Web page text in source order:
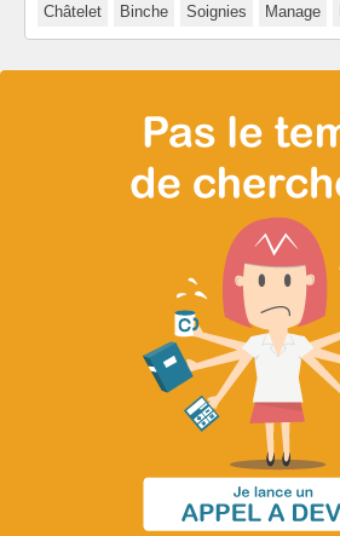
Châtelet
Binche Soignies Manage